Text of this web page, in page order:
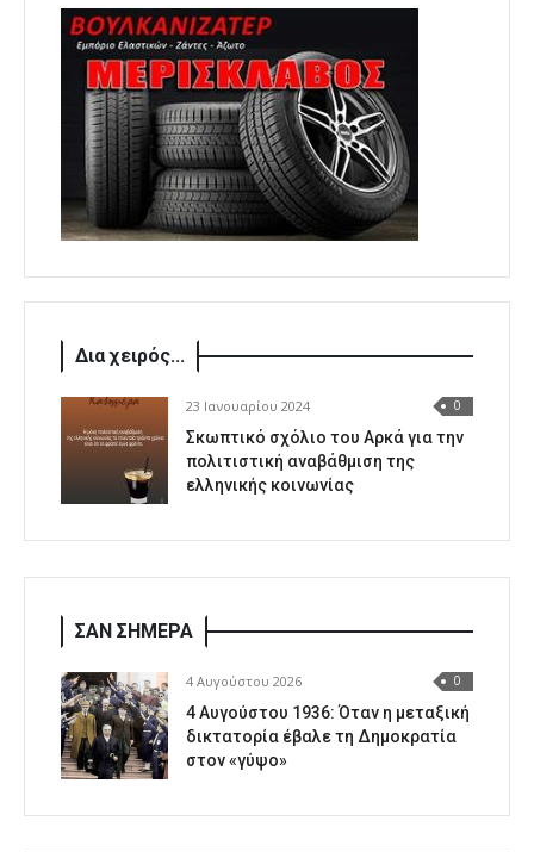
Δια χειρός...
23 Ιανουαρίου 2024 0
Σκωπτικό σχόλιο του Αρκά για την
πολιτιστική αναβάθμιση της
ελληνικής κοινωνίας
ΣΑΝ ΣΗΜΕΡΑ
4 Αυγούστου 2026 0
4 Αυγούστου 1936: Όταν η μεταξική
δικτατορία έβαλε τη Δημοκρατία
στον «γύψο»